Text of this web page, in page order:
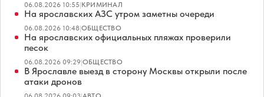
06.08.2026 10:55|КРИМИНАЛ
На ярославских АЗС утром заметны очереди
06.08.2026 10:48|ОБЩЕСТВО
На ярославских официальных пляжах проверили
песок
06.08.2026 09:29|ОБЩЕСТВО
В Ярославле выезд в сторону Москвы открыли после
атаки дронов